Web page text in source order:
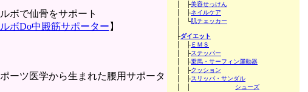
│ ├美容せっけん
│ ├ネイルケア
│ └肌チェッカー
├ダイエット
│ ├ＥＭＳ
│ ├ステッパー
│ ├乗馬・サーフィン運動器
│ ├クッション
│ ├スリッパ・サンダル
シューズ
ルボで仙骨をサポート
ボDo中殿筋サポーター 】
ポーツ医学から生まれた腰用サポータ